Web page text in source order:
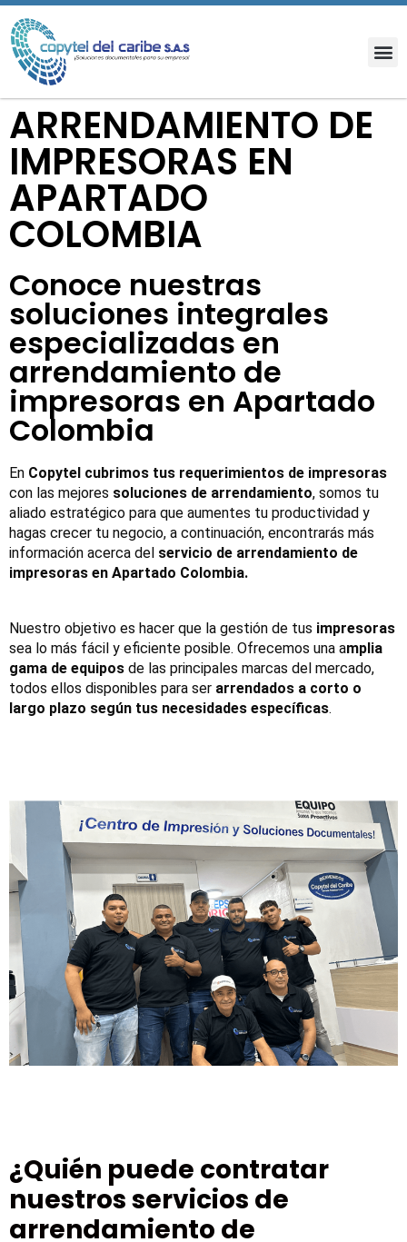
ARRENDAMIENTO DE
IMPRESORAS EN
APARTADO
COLOMBIA
Conoce nuestras
soluciones integrales
especializadas en
arrendamiento de
impresoras en Apartado
Colombia
En Copytel cubrimos tus requerimientos de impresoras
con las mejores soluciones de arrendamiento, somos tu
aliado estratégico para que aumentes tu productividad y
hagas crecer tu negocio, a continuación, encontrarás más
información acerca del servicio de arrendamiento de
impresoras en Apartado Colombia.
Nuestro objetivo es hacer que la gestión de tus impresoras
sea lo más fácil y eficiente posible. Ofrecemos una amplia
gama de equipos de las principales marcas del mercado,
todos ellos disponibles para ser arrendados a corto o
largo plazo según tus necesidades específicas.
¿Quién puede contratar
nuestros servicios de
arrendamiento de